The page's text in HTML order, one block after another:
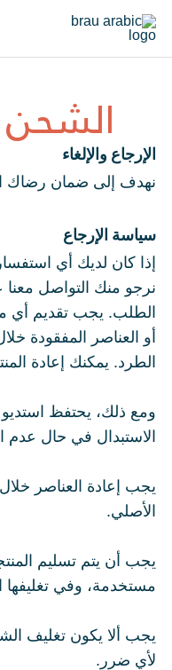
الإرجاع والإلغاء
نهدف إلى ضمان رضاك
سياسة الإرجاع
إذا كان لديك أي
نرجو منك التواصل معنا
الطلب. يجب تقديم أي
أو العناصر المفقودة
الطرد. يمكنك إعادة
الاستبدال في حال عدم
يجب إعادة العناصر
الأصلي.
يجب أن يتم تسليم
مستخدمة، وفي تغليفها
يجب ألا يكون تغليف
لأي ضرر.